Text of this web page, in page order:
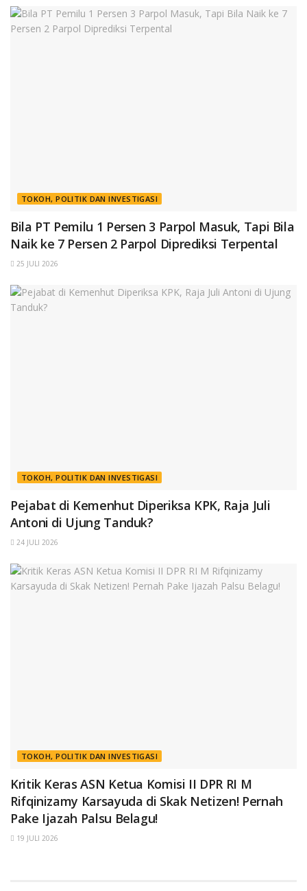
TOKOH, POLITIK DAN INVESTIGASI
Bila PT Pemilu 1 Persen 3 Parpol Masuk, Tapi Bila
Naik ke 7 Persen 2 Parpol Diprediksi Terpental
25 JULI 2026
TOKOH, POLITIK DAN INVESTIGASI
Pejabat di Kemenhut Diperiksa KPK, Raja Juli
Antoni di Ujung Tanduk?
24 JULI 2026
TOKOH, POLITIK DAN INVESTIGASI
Kritik Keras ASN Ketua Komisi II DPR RI M
Rifqinizamy Karsayuda di Skak Netizen! Pernah
Pake Ijazah Palsu Belagu!
19 JULI 2026